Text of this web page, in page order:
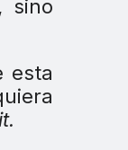
sino
esta